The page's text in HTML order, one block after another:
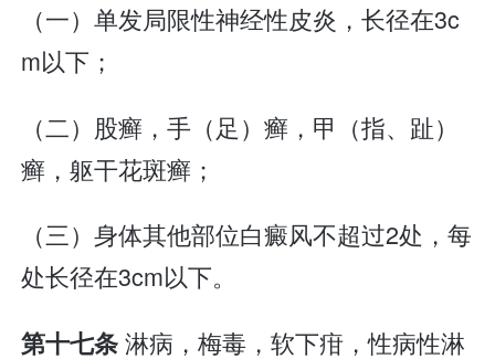
（一）单发局限性神经性皮炎，长径在3c
m以下；
（二）股癣，手（足）癣，甲（指、趾）
癣，躯干花斑癣；
（三）身体其他部位白癜风不超过2处，每
处长径在3cm以下。
第十七条淋病，梅毒，软下疳，性病性淋